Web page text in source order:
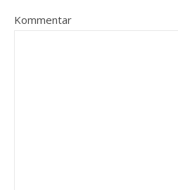
Kommentar